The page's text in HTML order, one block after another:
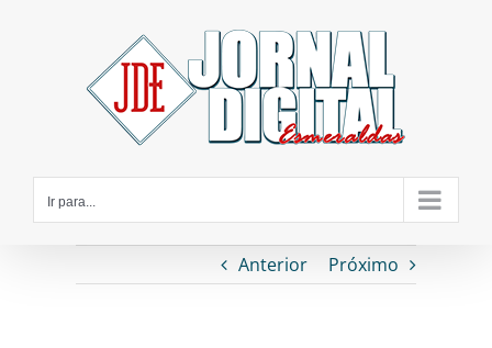
Ir para...
Anterior Próximo